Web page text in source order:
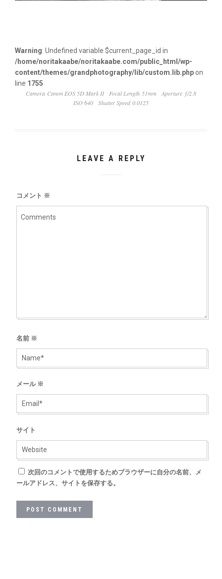
Warning: Undefined variable $current_page_id in
/home/noritakaabe/noritakaabe.com/public_html/wp-
content/themes/grandphotography/lib/custom.lib.phpon
line 1755
Camera Canon EOS 5D Mark II
Focal Length 51mm
Aperture ƒ/2.8
ISO 640
Shutter Speed 0.0125
LEAVE A REPLY
コメント ※
名前 ※
メール ※
サイト
次回のコメントで使用するためブラウザーに自分の名前、メ
ールアドレス、サイトを保存する。